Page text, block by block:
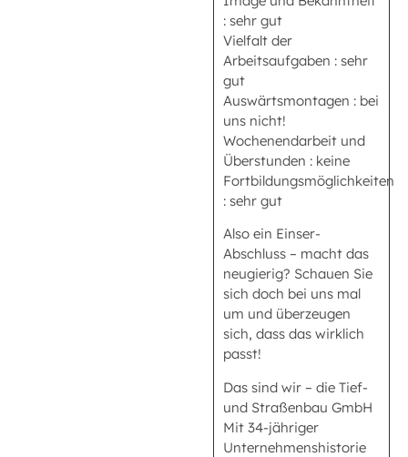
: sehr gut
Vielfalt der
Arbeitsaufgaben : sehr
gut
Auswärtsmontagen : bei
uns nicht!
Wochenendarbeit und
Überstunden : keine
Fortbildungsmöglichkeiten
: sehr gut
Also ein Einser-
Abschluss – macht das
neugierig? Schauen Sie
sich doch bei uns mal
um und überzeugen
sich, dass das wirklich
passt!
Das sind wir – die Tief-
und Straßenbau GmbH
Mit 34-jähriger
Unternehmenshistorie